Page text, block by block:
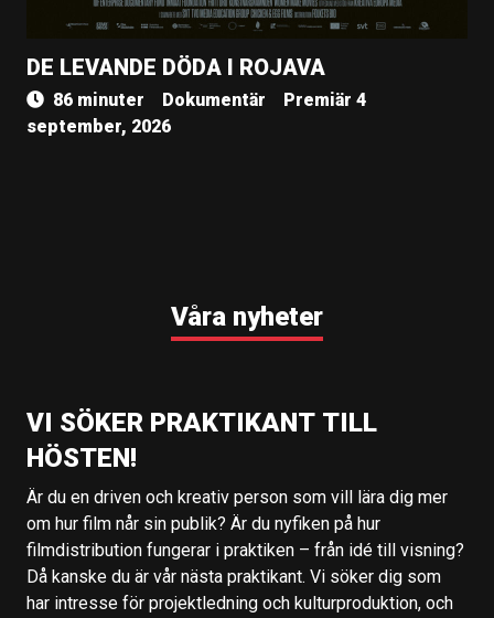
DE LEVANDE DÖDA I ROJAVA
86 minuter Dokumentär
Premiär 4
september, 2026
Våra nyheter
VI SÖKER PRAKTIKANT TILL
HÖSTEN!
Är du en driven och kreativ person som vill lära dig mer
om hur film når sin publik? Är du nyfiken på hur
filmdistribution fungerar i praktiken – från idé till visning?
Då kanske du är vår nästa praktikant. Vi söker dig som
har intresse för projektledning och kulturproduktion, och